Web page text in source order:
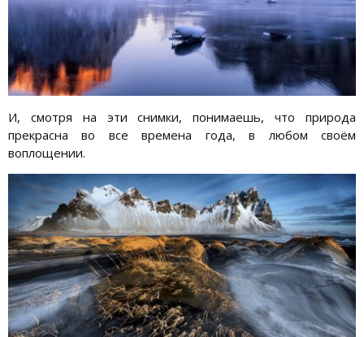
И, смотря на эти снимки, понимаешь, что природа
прекрасна во все времена года, в любом своём
воплощении.